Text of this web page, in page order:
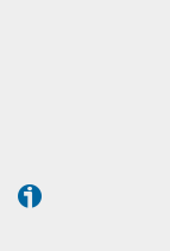
Tiktok